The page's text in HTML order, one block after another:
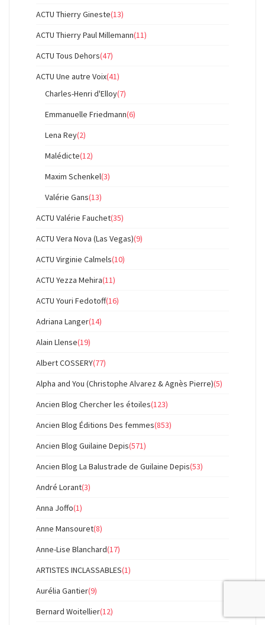
ACTU Thierry Gineste(13)
ACTU Thierry Paul Millemann(11)
ACTU Tous Dehors(47)
ACTU Une autre Voix(41)
Charles-Henri d'Elloy(7)
Emmanuelle Friedmann(6)
Lena Rey(2)
Malédicte(12)
Maxim Schenkel(3)
Valérie Gans(13)
ACTU Valérie Fauchet(35)
ACTU Vera Nova (Las Vegas)(9)
ACTU Virginie Calmels(10)
ACTU Yezza Mehira(11)
ACTU Youri Fedotoff(16)
Adriana Langer(14)
Alain Llense(19)
Albert COSSERY(77)
Alpha and You (Christophe Alvarez & Agnès Pierre)(5)
Ancien Blog Chercher les étoiles(123)
Ancien Blog Éditions Des femmes(853)
Ancien Blog Guilaine Depis(571)
Ancien Blog La Balustrade de Guilaine Depis(53)
André Lorant(3)
Anna Joffo(1)
Anne Mansouret(8)
Anne-Lise Blanchard(17)
ARTISTES INCLASSABLES(1)
Aurélia Gantier(9)
Bernard Woitellier(12)